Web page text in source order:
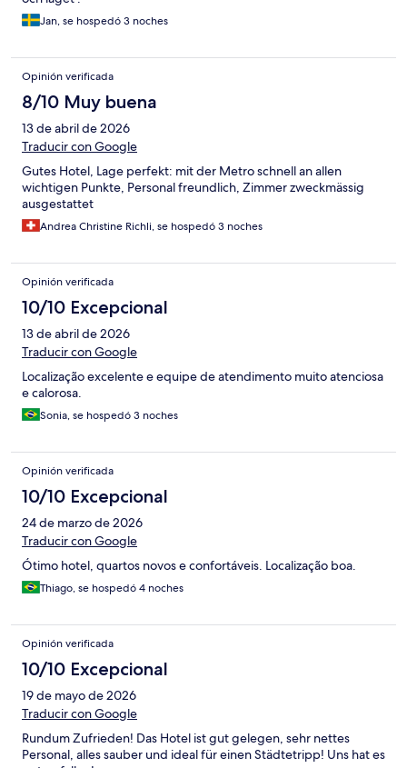
Jan, se hospedó 3 noches
Opinión verificada
8/10 Muy buena
13 de abril de 2026
Traducir con Google
Gutes Hotel, Lage perfekt: mit der Metro schnell an allen
wichtigen Punkte, Personal freundlich, Zimmer zweckmässig
ausgestattet
Andrea Christine Richli, se hospedó 3 noches
Opinión verificada
10/10 Excepcional
13 de abril de 2026
Traducir con Google
Localização excelente e equipe de atendimento muito atenciosa
e calorosa.
Sonia, se hospedó 3 noches
Opinión verificada
10/10 Excepcional
24 de marzo de 2026
Traducir con Google
Ótimo hotel, quartos novos e confortáveis. Localização boa.
Thiago, se hospedó 4 noches
Opinión verificada
10/10 Excepcional
19 de mayo de 2026
Traducir con Google
Rundum Zufrieden! Das Hotel ist gut gelegen, sehr nettes
Personal, alles sauber und ideal für einen Städtetripp! Uns hat es